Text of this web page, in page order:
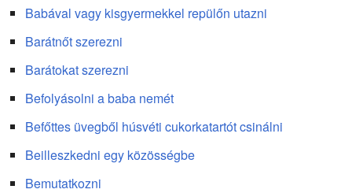
Babával vagy kisgyermekkel repülőn utazni
Barátnőt szerezni
Barátokat szerezni
Befolyásolni a baba nemét
Befőttes üvegből húsvéti cukorkatartót csinálni
Beilleszkedni egy közösségbe
Bemutatkozni